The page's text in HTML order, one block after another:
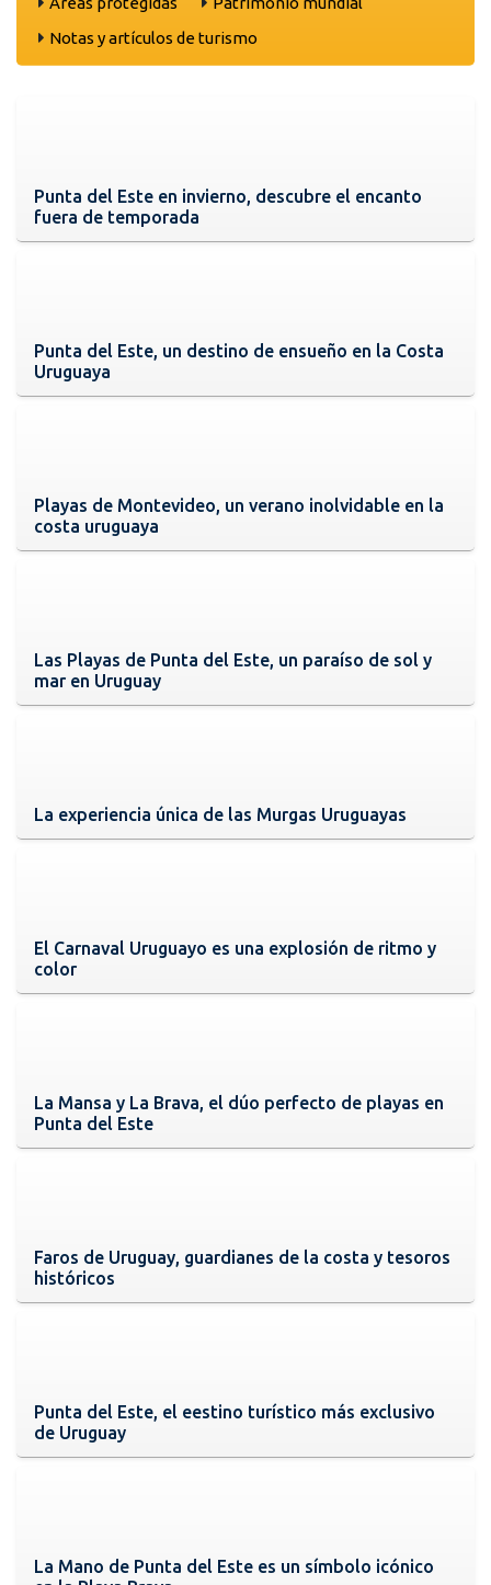
Notas y artículos de turismo
Punta del Este en invierno, descubre el encanto
fuera de temporada
Punta del Este, un destino de ensueño en la Costa
Uruguaya
Playas de Montevideo, un verano inolvidable en la
costa uruguaya
Las Playas de Punta del Este, un paraíso de sol y
mar en Uruguay
La experiencia única de las Murgas Uruguayas
El Carnaval Uruguayo es una explosión de ritmo y
color
La Mansa y La Brava, el dúo perfecto de playas en
Punta del Este
Faros de Uruguay, guardianes de la costa y tesoros
históricos
Punta del Este, el eestino turístico más exclusivo
de Uruguay
La Mano de Punta del Este es un símbolo icónico